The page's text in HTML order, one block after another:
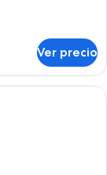
Ver precio
piscina con una